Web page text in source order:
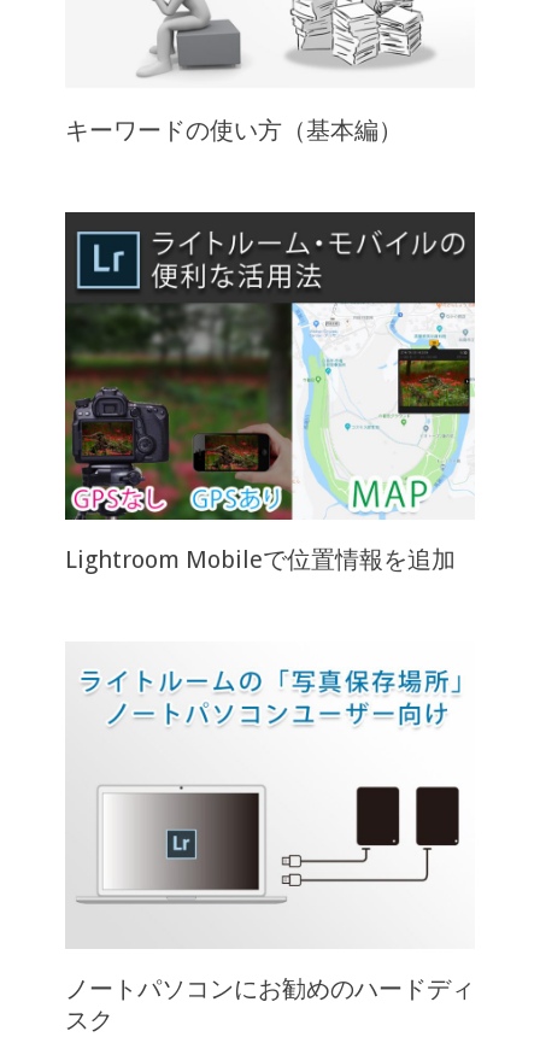
キーワードの使い方（基本編）
Lightroom Mobileで位置情報を追加
ノートパソコンにお勧めのハードディ
スク